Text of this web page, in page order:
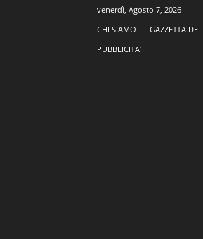
venerdì, Agosto 7, 2026
CHI SIAMO
GAZZETTA
PUBBLICITA’